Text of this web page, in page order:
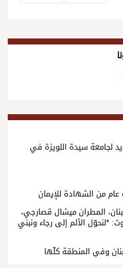
لجامعة سيدة اللويزة في
من الشهادة للإيمان
المطران ميشال قصارجي،
*لنحوّل الألم إلى رجاء ونبني
وفي المنطقة كلّها